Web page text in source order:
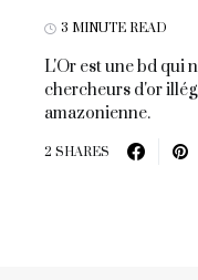
3 MINUTE READ
L'Or est une bd qui
chercheurs d'or
amazonienne.
2 SHARES